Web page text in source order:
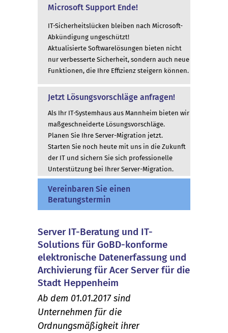
Microsoft Support Ende!
IT-Sicherheitslücken bleiben nach Microsoft-
Abkündigung ungeschützt!
Aktualisierte Softwarelösungen bieten nicht
nur verbesserte Sicherheit, sondern auch neue
Funktionen, die Ihre Effizienz steigern können.
Jetzt Lösungsvorschläge anfragen!
Als Ihr IT-Systemhaus aus Mannheim bieten wir
maßgeschneiderte Lösungsvorschläge.
Planen Sie Ihre Server-Migration jetzt.
Starten Sie noch heute mit uns in die Zukunft
der IT und sichern Sie sich professionelle
Unterstützung bei Ihrer Server-Migration.
Vereinbaren Sie einen
Beratungstermin
Server IT-Beratung und IT-
Solutions für GoBD-konforme
elektronische Datenerfassung und
Archivierung für Acer Server für die
Stadt Heppenheim
Ab dem 01.01.2017 sind
Unternehmen für die
Ordnungsmäßigkeit ihrer